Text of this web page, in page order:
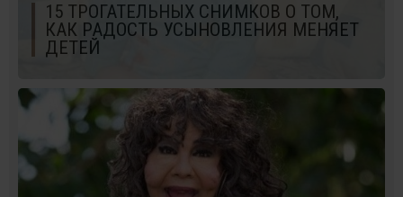
15 ТРОГАТЕЛЬНЫХ СНИМКОВ О ТОМ,
КАК РАДОСТЬ УСЫНОВЛЕНИЯ МЕНЯЕТ
ДЕТЕЙ